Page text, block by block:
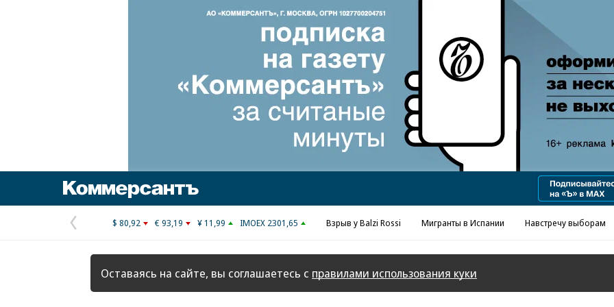
Предыдущая
страница
$ 80,92 € 93,19 ¥ 11,99 IMOEX 2301,65 Взрыв у Balzi Rossi Мигранты в Испании Навстречу выборам
Оставаясь на сайте, вы соглашаетесь с правилами использования куки